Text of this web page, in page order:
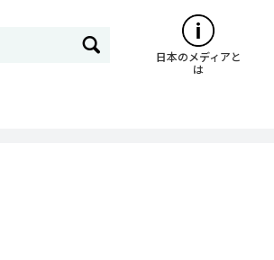
日本のメディアと
は